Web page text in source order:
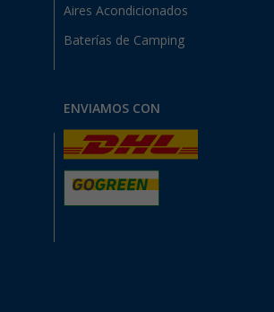
Aires Acondicionados
Baterías de Camping
ENVIAMOS CON